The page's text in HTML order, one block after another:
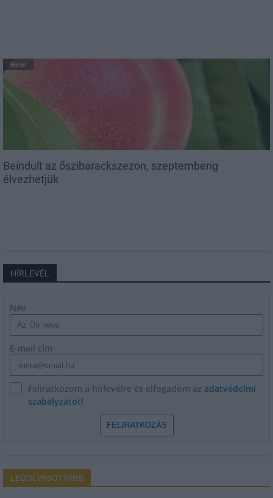
Helyi
Beindult az őszibarackszezon, szeptemberig
élvezhetjük
HÍRLEVÉL
Név
E-mail cím
Feliratkozom a hírlevélre és elfogadom az adatvédelmi
szabályzatot!
FELIRATKOZÁS
LEGOLVASOTTABB